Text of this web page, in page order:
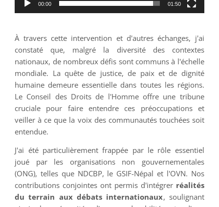
lien
:
00:00 01:50
À travers cette intervention et d'autres échanges, j'ai
constaté que, malgré la diversité des contextes
nationaux, de nombreux défis sont communs à l'échelle
mondiale. La quête de justice, de paix et de dignité
humaine demeure essentielle dans toutes les régions.
Le Conseil des Droits de l'Homme offre une tribune
cruciale pour faire entendre ces préoccupations et
veiller à ce que la voix des communautés touchées soit
entendue.
J'ai été particulièrement frappée par le rôle essentiel
joué par les organisations non gouvernementales
(ONG), telles que NDCBP, le GSIF-Népal et l'OVN. Nos
contributions conjointes ont permis d'intégrer réalités
du terrain aux débats internationaux, soulignant